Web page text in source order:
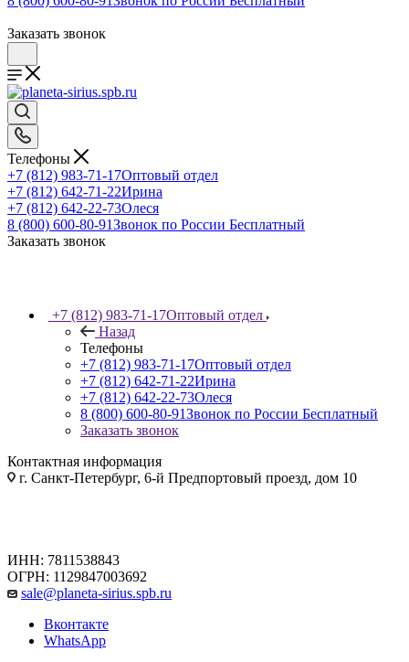
Заказать звонок
Телефоны
+7 (812) 983-71-17Оптовый отдел
+7 (812) 642-71-22Ирина
+7 (812) 642-22-73Олеся
8 (800) 600-80-91Звонок по России Бесплатный
Заказать звонок
+7 (812) 983-71-17Оптовый отдел
Назад
Телефоны
+7 (812) 983-71-17Оптовый отдел
+7 (812) 642-71-22Ирина
+7 (812) 642-22-73Олеся
8 (800) 600-80-91Звонок по России Бесплатный
Заказать звонок
Контактная информация
г. Санкт-Петербург, 6-й Предпортовый проезд, дом 10
ИНН: 7811538843
ОГРН: 1129847003692
sale@planeta-sirius.spb.ru
Вконтакте
WhatsApp